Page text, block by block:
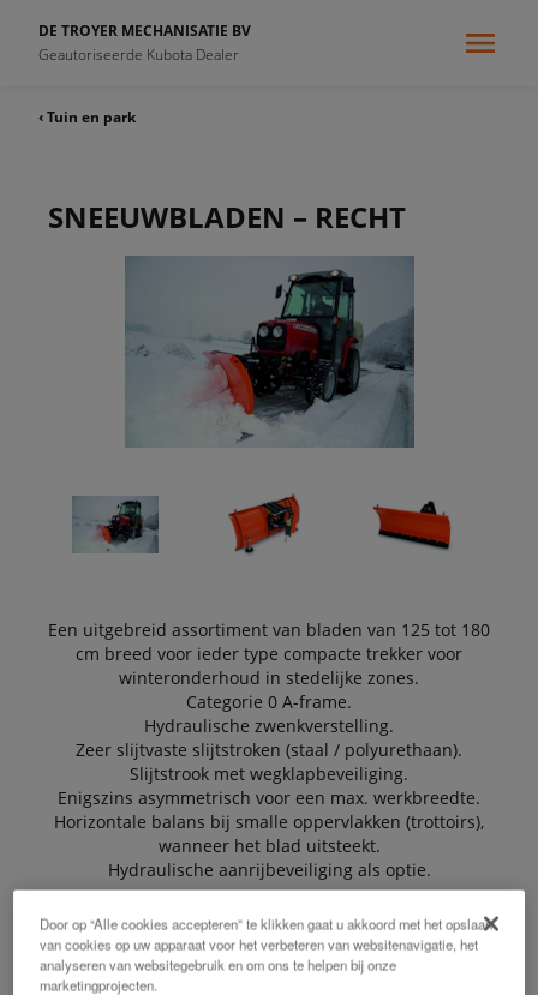
DE TROYER MECHANISATIE BV
Geautoriseerde Kubota Dealer
‹ Tuin en park
SNEEUWBLADEN – RECHT
Een uitgebreid assortiment van bladen van 125 tot 180
cm breed voor ieder type compacte trekker voor
winteronderhoud in stedelijke zones.
Categorie 0 A-frame.
Hydraulische zwenkverstelling.
Zeer slijtvaste slijtstroken (staal / polyurethaan).
Slijtstrook met wegklapbeveiliging.
Enigszins asymmetrisch voor een max. werkbreedte.
Horizontale balans bij smalle oppervlakken (trottoirs),
wanneer het blad uitsteekt.
Hydraulische aanrijbeveiliging als optie.
EEN OFFERTE AANVRAGEN
Door op “Alle cookies accepteren” te klikken gaat u akkoord met het opslaan
van cookies op uw apparaat voor het verbeteren van websitenavigatie, het
analyseren van websitegebruik en om ons te helpen bij onze
marketingprojecten.